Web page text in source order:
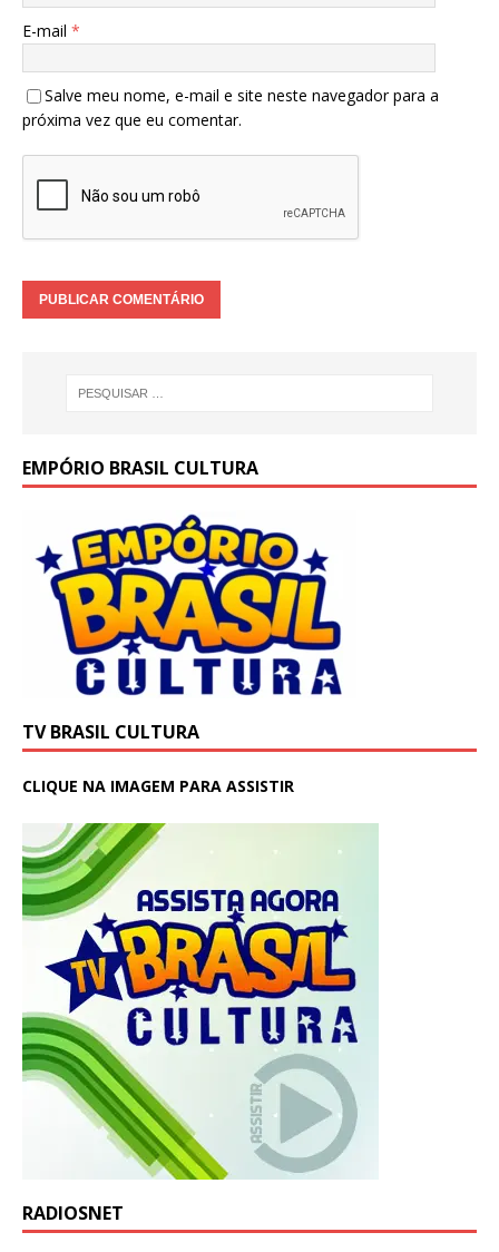
E-mail *
Salve meu nome, e-mail e site neste navegador para a
próxima vez que eu comentar.
EMPÓRIO BRASIL CULTURA
TV BRASIL CULTURA
CLIQUE NA IMAGEM PARA ASSISTIR
RADIOSNET